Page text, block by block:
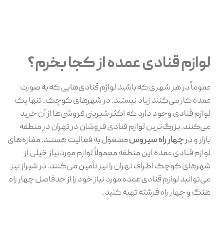
لوازم قنادی عمده از کجا بخرم؟
عموماً در هر شهری که باشید لوازم قنادی‌هایی که به صورت
عمده کار می‌کنند زیاد نیستند. در شهرهای کوچک، تنها یک
لوازم قنادی وجود دارد که اکثر شیرینی فروشی‌ها از آن خرید
می‌کنند. بزرگ‌ترین لوازم قنادی فروشان در تهران در منطقه
بازار و درچهار راه سیروسمشغول به فعالیت هستند. مغازه‌های
لوازم قنادی عمده این منطقه معمولاً لوازم موردنیاز خیلی از
شهرهای کوچک اطراف تهران را نیز تأمین می‌کنند. در شیراز نیز
می‌توانید لوازم قنادی عمده مورد نیاز خود را از حدفاصل چهار راه
هنگ و چهار راه فرشته تهیه کنید.